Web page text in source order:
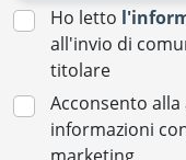
Ho letto
all'invio di
titolare
Acconsento
informazioni